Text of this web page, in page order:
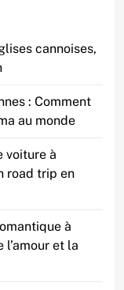
cannoises,
: Comment
au monde
voiture à
road trip en
à
l’amour et la